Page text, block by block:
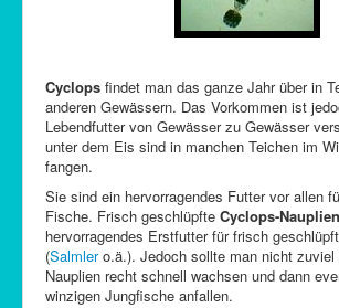
Cyclops findet man das ganze Jahr über in
anderen Gewässern. Das Vorkommen ist
Lebendfutter von Gewässer zu Gewässer
unter dem Eis sind in manchen Teichen im
fangen.
Sie sind ein hervorragendes Futter vor allen
Fische. Frisch geschlüpfte Cyclops-Nauplien
hervorragendes Erstfutter für frisch
(Salmlero.ä.). Jedoch sollte man nicht zuviel
Nauplien recht schnell wachsen und dann
winzigen Jungfische anfallen.